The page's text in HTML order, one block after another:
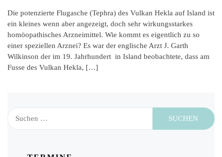
Die potenzierte Flugasche (Tephra) des Vulkan Hekla auf Island ist
ein kleines wenn aber angezeigt, doch sehr wirkungsstarkes
homöopathisches Arzneimittel. Wie kommt es eigentlich zu so
einer speziellen Arznei? Es war der englische Arzt J. Garth
Wilkinson der im 19. Jahrhundert in Island beobachtete, dass am
Fusse des Vulkan Hekla, […]